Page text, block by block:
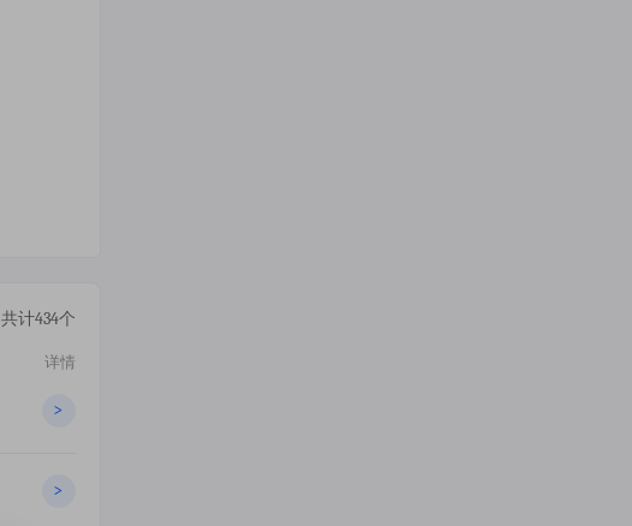
共计434个
详情
>
>